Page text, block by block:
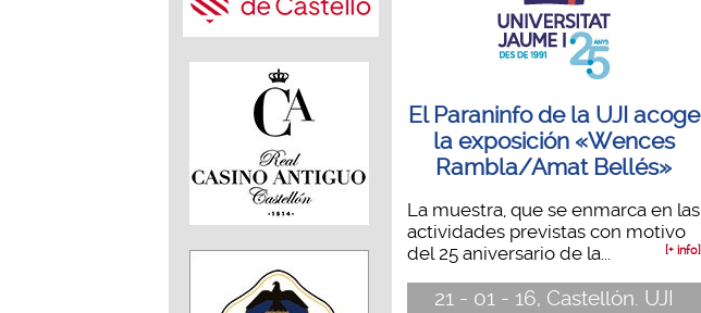
El Paraninfo de la UJI acoge
la exposición «Wences
Rambla/Amat Bellés»
La muestra, que se enmarca en las
actividades previstas con motivo
del 25 aniversario de la...
[+ info]
21 - 01 - 16, Castellón. UJI